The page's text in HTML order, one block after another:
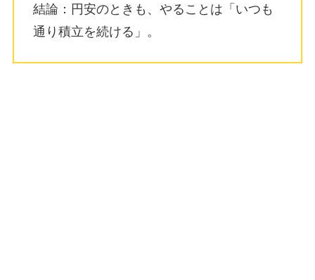
結論：円安のときも、やることは「いつも
通り積立を続ける」。